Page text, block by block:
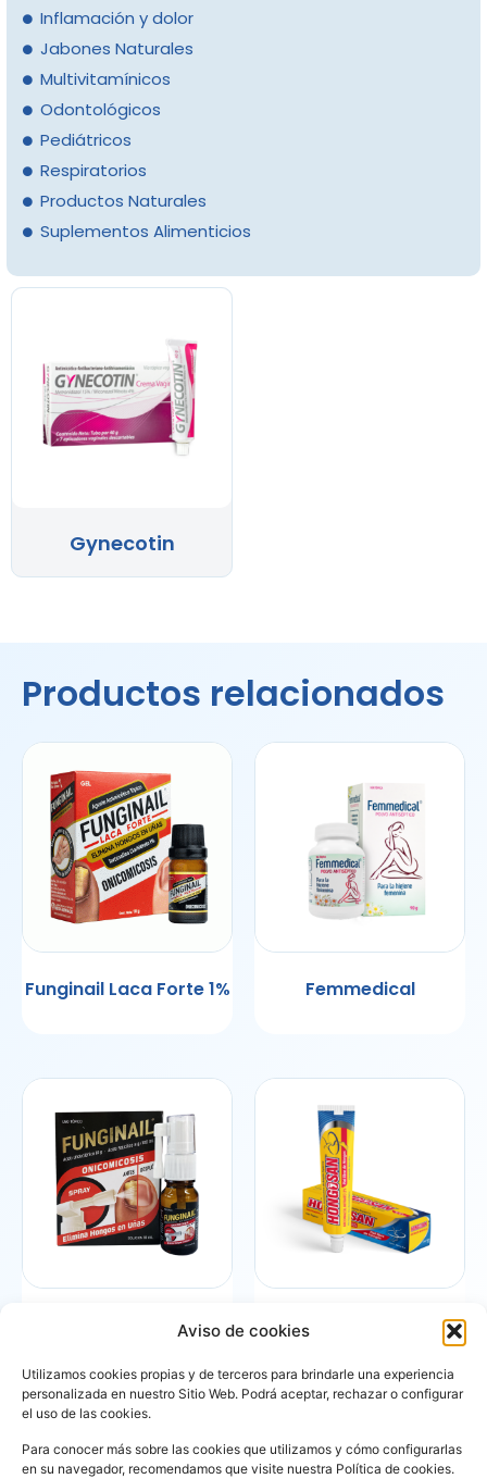
Aviso de cookies
Utilizamos cookies propias y de terceros para brindarle una experiencia
personalizada en nuestro Sitio Web. Podrá aceptar, rechazar o configurar
el uso de las cookies.
Para conocer más sobre las cookies que utilizamos y cómo configurarlas
en su navegador, recomendamos que visite nuestra Política de cookies.
Inflamación y dolor
Jabones Naturales
Multivitamínicos
Odontológicos
Pediátricos
Respiratorios
Productos Naturales
Suplementos Alimenticios
Gynecotin
Productos relacionados
Funginail Laca Forte 1% Femmedical